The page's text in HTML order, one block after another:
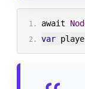
await
var